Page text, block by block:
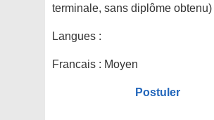
terminale, sans diplôme obtenu)
Langues :
Francais : Moyen
Postuler